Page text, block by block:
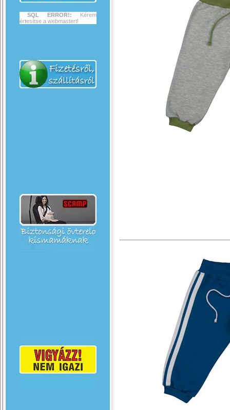
SQL ERROR!:
Kérem
értesítse a webmastert!